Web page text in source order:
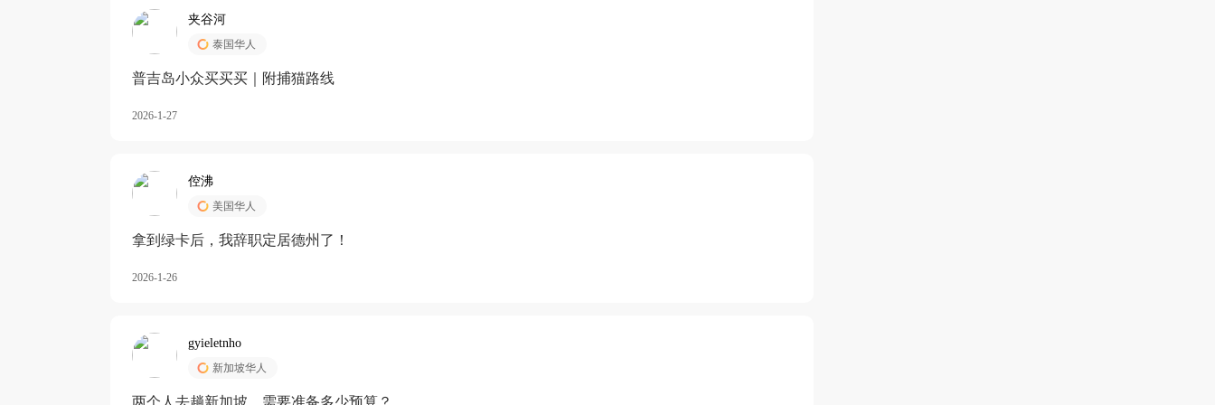
夹谷河
泰国华人
️普吉岛小众买买买｜附捕猫路线
2026-1-27
倥沸
美国华人
拿到绿卡后，我辞职定居德州了！
2026-1-26
gyieletnho
新加坡华人
两个人去趟新加坡，需要准备多少预算？